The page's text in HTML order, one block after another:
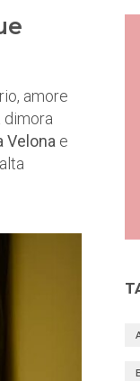
amore
dimora
Velona e